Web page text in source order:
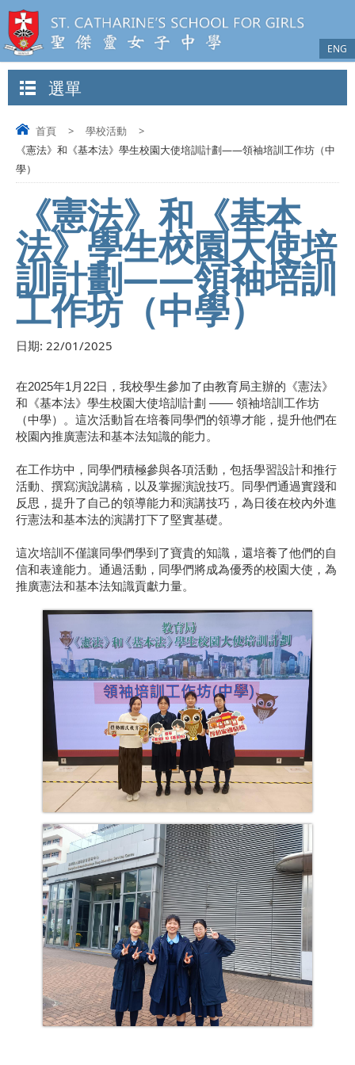
ENG
選單
首頁 > 學校活動
>
《憲法》和《基本法》學生校園大使培訓計劃——領袖培訓工作坊（中
學）
《憲法》和《基本
法》學生校園大使培
訓計劃——領袖培訓
工作坊（中學）
日期: 22/01/2025
在2025年1月22日，我校學生參加了由教育局主辦的《憲法》
和《基本法》學生校園大使培訓計劃 —— 領袖培訓工作坊
（中學）。這次活動旨在培養同學們的領導才能，提升他們在
校園內推廣憲法和基本法知識的能力。
在工作坊中，同學們積極參與各項活動，包括學習設計和推行
活動、撰寫演說講稿，以及掌握演說技巧。同學們通過實踐和
反思，提升了自己的領導能力和演講技巧，為日後在校內外進
行憲法和基本法的演講打下了堅實基礎。
這次培訓不僅讓同學們學到了寶貴的知識，還培養了他們的自
信和表達能力。通過活動，同學們將成為優秀的校園大使，為
推廣憲法和基本法知識貢獻力量。